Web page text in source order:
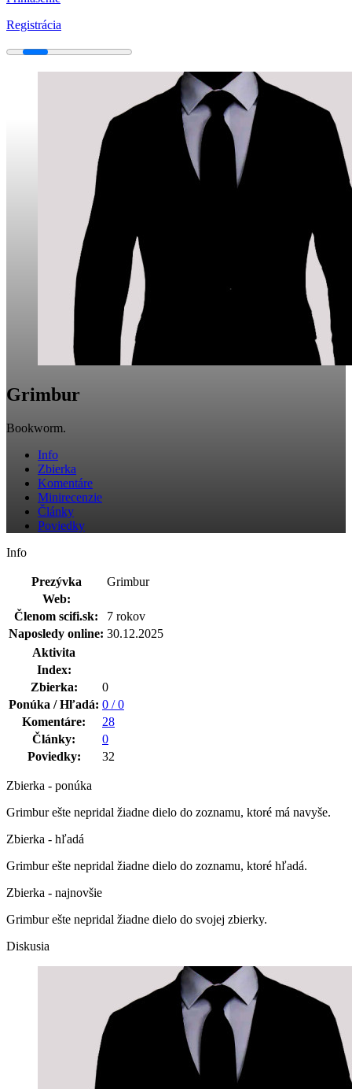
Registrácia
Grimbur
Bookworm.
Info
Zbierka
Komentáre
Minirecenzie
Články
Poviedky
Info
Prezývka
Grimbur
Web:
Členom scifi.sk:
7 rokov
Naposledy online: 30.12.2025
Aktivita
Index:
Zbierka:
0
Ponúka / Hľadá: 0 / 0
Komentáre:
28
Články:
0
Poviedky:
32
Zbierka - ponúka
Grimbur ešte nepridal žiadne dielo do zoznamu, ktoré má navyše.
Zbierka - hľadá
Grimbur ešte nepridal žiadne dielo do zoznamu, ktoré hľadá.
Zbierka - najnovšie
Grimbur ešte nepridal žiadne dielo do svojej zbierky.
Diskusia